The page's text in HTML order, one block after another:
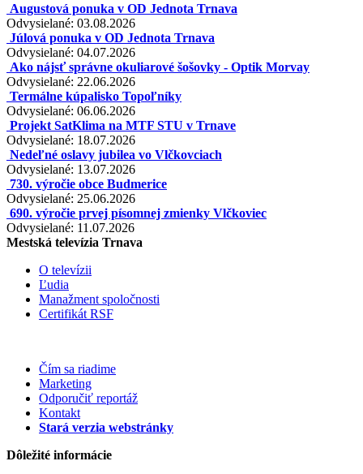
Augustová ponuka v OD Jednota Trnava
Odvysielané: 03.08.2026
Júlová ponuka v OD Jednota Trnava
Odvysielané: 04.07.2026
Ako nájsť správne okuliarové šošovky - Optik Morvay
Odvysielané: 22.06.2026
Termálne kúpalisko Topoľníky
Odvysielané: 06.06.2026
Projekt SatKlima na MTF STU v Trnave
Odvysielané: 18.07.2026
Nedeľné oslavy jubilea vo Vlčkovciach
Odvysielané: 13.07.2026
730. výročie obce Budmerice
Odvysielané: 25.06.2026
690. výročie prvej písomnej zmienky Vlčkoviec
Odvysielané: 11.07.2026
Mestská televízia Trnava
O televízii
Ľudia
Manažment spoločnosti
Certifikát RSF
Čím sa riadime
Marketing
Odporučiť reportáž
Kontakt
Stará verzia webstránky
Dôležité informácie